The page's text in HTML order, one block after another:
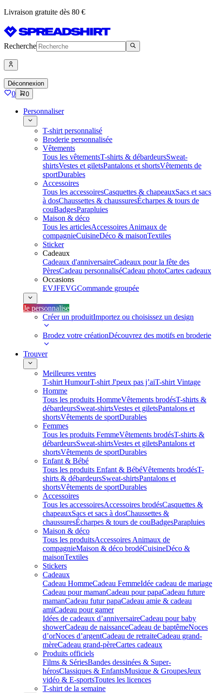
Livraison gratuite dès 80 €
Recherche
Déconnexion
0 0
Personnaliser
T-shirt personnalisé
Broderie personnalisée
Vêtements
Tous les vêtementsT-shirts & débardeursSweat-
shirtsVestes et giletsPantalons et shortsVêtements de
sportDurables
Accessoires
Tous les accessoiresCasquettes & chapeauxSacs et sacs
à dosChaussettes & chaussuresÉcharpes & tours de
couBadgesParapluies
Maison & déco
Tous les articlesAccessoires Animaux de
compagnieCuisineDéco & maisonTextiles
Sticker
Cadeaux
Cadeaux d'anniversaireCadeaux pour la fête des
PèresCadeau personnaliséCadeau photoCartes cadeaux
Occasions
EVJFEVGCommande groupée
Je personnalise
Créer un produitImportez ou choisissez un design
Brodez votre créationDécouvrez des motifs en broderie
Trouver
Meilleures ventes
T-shirt HumourT-shirt J'peux pas j’aiT-shirt Vintage
Homme
Tous les produits HommeVêtements brodésT-shirts &
débardeursSweat-shirtsVestes et giletsPantalons et
shortsVêtements de sportDurables
Femmes
Tous les produits FemmeVêtements brodésT-shirts &
débardeursSweat-shirtsVestes et giletsPantalons et
shortsVêtements de sportDurables
Enfant & Bébé
Tous les produits Enfant & BébéVêtements brodésT-
shirts & débardeursSweat-shirtsPantalons et
shortsVêtements de sportDurables
Accessoires
Tous les accessoiresAccessoires brodésCasquettes &
chapeauxSacs et sacs à dosChaussettes &
chaussuresÉcharpes & tours de couBadgesParapluies
Maison & déco
Tous les produitsAccessoires Animaux de
compagnieMaison & déco brodéCuisineDéco &
maisonTextiles
Stickers
Cadeaux
Cadeau HommeCadeau FemmeIdée cadeau de mariage​
Cadeau pour mamanCadeau pour papaCadeau future
mamanCadeau futur papaCadeau amie & cadeau
amiCadeau pour gamer
Idées de cadeaux d’anniversaireCadeau pour baby
showerCadeau de naissanceCadeau de baptêmeNoces
d’orNoces d’argentCadeau de retraiteCadeau grand-
mèreCadeau grand-pèreCartes cadeaux
Produits officiels
Films & SériesBandes dessinées & Super-
hérosClassiques & EnfantsMusique & GroupesJeux
vidéo & E-sportsToutes les licences
T-shirt de la semaine